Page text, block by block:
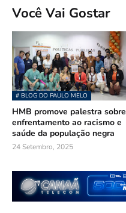
Você Vai Gostar
# BLOG DO PAULO MELO
HMB promove palestra sobre
enfrentamento ao racismo e
saúde da população negra
24 Setembro, 2025